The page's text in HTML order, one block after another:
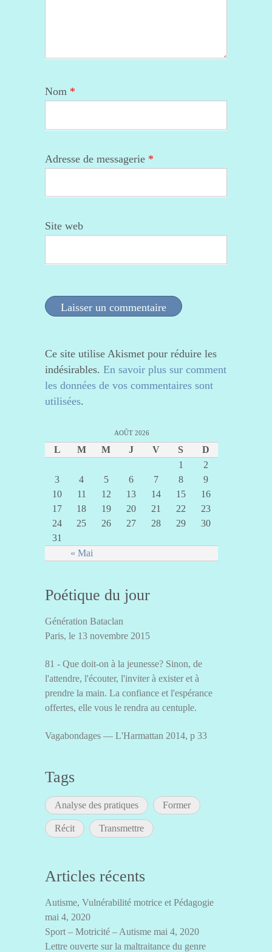
Nom *
Adresse de messagerie *
Site web
Ce site utilise Akismet pour réduire les
indésirables. En savoir plus sur comment
les données de vos commentaires sont
utilisées.
AOÛT 2026
L M M J V S D
« Mai
1
2
3
4 5 6 7 8
9
10
11 12 13 14 15
16
17
18 19 20 21 22
23
24
25 26 27 28 29
30
31
Poétique du jour
Génération Bataclan
Paris, le 13 novembre 2015
81 - Que doit-on à la jeunesse? Sinon, de
l'attendre, l'écouter, l'inviter à exister et à
prendre la main. La confiance et l'espérance
offertes, elle vous le rendra au centuple.
Vagabondages — L'Harmattan 2014, p 33
Tags
Analyse des pratiques Former
Récit Transmettre
Articles récents
Autisme, Vulnérabilité motrice et Pédagogie
mai 4, 2020
Sport – Motricité – Autisme mai 4, 2020
Lettre ouverte sur la maltraitance du genre